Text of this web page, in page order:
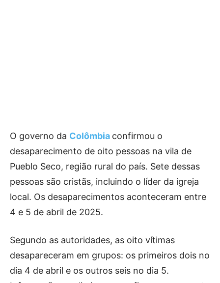
O governo da Colômbia confirmou o
desaparecimento de oito pessoas na vila de
Pueblo Seco, região rural do país. Sete dessas
pessoas são cristãs, incluindo o líder da igreja
local. Os desaparecimentos aconteceram entre
4 e 5 de abril de 2025.
Segundo as autoridades, as oito vítimas
desapareceram em grupos: os primeiros dois no
dia 4 de abril e os outros seis no dia 5.